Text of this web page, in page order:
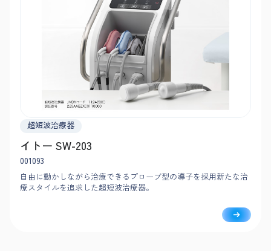
超短波治療器
イトー SW-203
001093
自由に動かしながら治療できるプローブ型の導子を採用新たな治
療スタイルを追求した超短波治療器。